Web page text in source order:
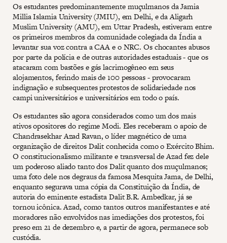
Os estudantes predominantemente muçulmanos da Jamia
Millia Islamia University (JMIU), em Delhi, e da Aligarh
Muslim University (AMU), em Uttar Pradesh, estiveram entre
os primeiros membros da comunidade colegiada da Índia a
levantar sua voz contra a CAA e o NRC. Os chocantes abusos
por parte da polícia e de outras autoridades estaduais - que os
atacaram com bastões e gás lacrimogêneo em seus
alojamentos, ferindo mais de 100 pessoas - provocaram
indignação e subsequentes protestos de solidariedade nos
campi universitários e universitários em todo o país.
Os estudantes são agora considerados como um dos mais
ativos opositores do regime Modi. Eles receberam o apoio de
Chandrasekhar Azad Ravan, o líder magnético de uma
organização de direitos Dalit conhecida como o Exército Bhim.
O constitucionalismo militante e transversal de Azad fez dele
um poderoso aliado tanto dos Dalit quanto dos muçulmanos;
uma foto dele nos degraus da famosa Mesquita Jama, de Delhi,
enquanto segurava uma cópia da Constituição da Índia, de
autoria do eminente estadista Dalit B.R. Ambedkar, já se
tornou icônica. Azad, como tantos outros manifestantes e até
moradores não envolvidos nas imediações dos protestos, foi
preso em 21 de dezembro e, a partir de agora, permanece sob
custódia.